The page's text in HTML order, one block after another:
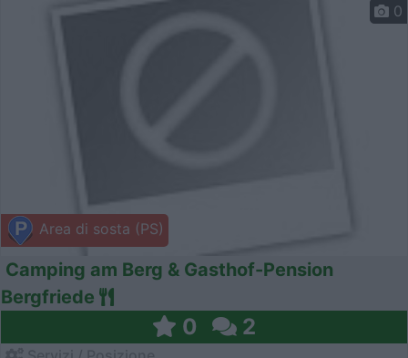
Area di sosta (PS)
0
Camping am Berg & Gasthof-Pension
Bergfriede
0 2